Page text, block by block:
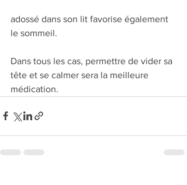
adossé dans son lit favorise également
le sommeil.
Dans tous les cas, permettre de vider sa
tête et se calmer sera la meilleure
médication.